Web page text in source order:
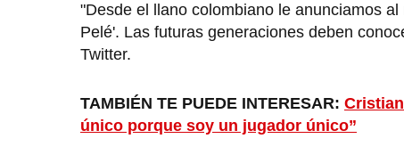
"Desde el llano colombiano le anunciamos
Pelé'. Las futuras generaciones deben
Twitter.
TAMBIÉN TE PUEDE INTERESAR:
único porque soy un jugador único”